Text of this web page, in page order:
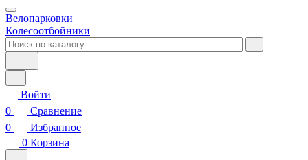
Велопарковки
Колесоотбойники
Войти
0
Сравнение
0
Избранное
0 Корзина